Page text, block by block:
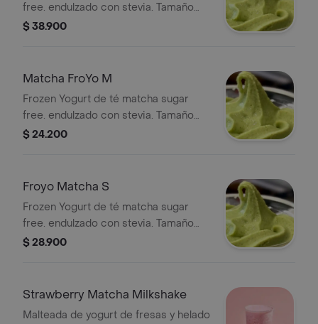
free. endulzado con stevia. Tamaño
16oz. Escoge los toppings a elección.
$ 38.900
Matcha FroYo M
Frozen Yogurt de té matcha sugar
free. endulzado con stevia. Tamaño
16oz. Escoge los toppings a elección.
$ 24.200
Froyo Matcha S
Frozen Yogurt de té matcha sugar
free. endulzado con stevia. Tamaño
12oz. Escoge los toppings a elección.
$ 28.900
Strawberry Matcha Milkshake
Malteada de yogurt de fresas y helado